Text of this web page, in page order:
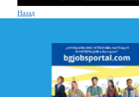
Назад